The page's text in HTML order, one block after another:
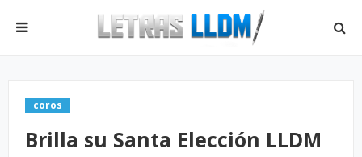
coros
Brilla su Santa Elección LLDM